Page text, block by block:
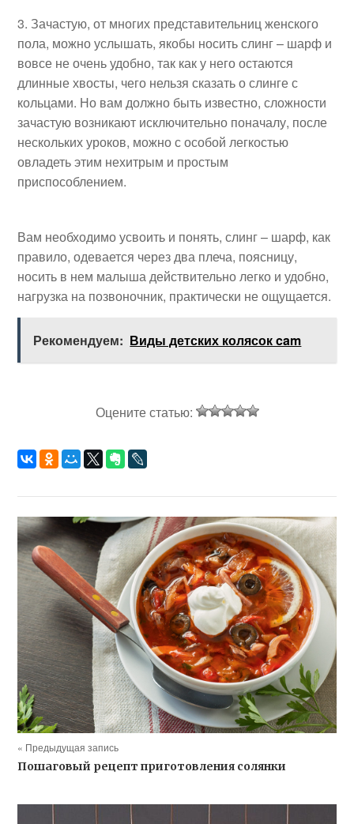
Зачастую, от многих представительниц женского
пола, можно услышать, якобы носить слинг – шарф и
вовсе не очень удобно, так как у него остаются
длинные хвосты, чего нельзя сказать о слинге с
кольцами. Но вам должно быть известно, сложности
зачастую возникают исключительно поначалу, после
нескольких уроков, можно с особой легкостью
овладеть этим нехитрым и простым
приспособлением.
Вам необходимо усвоить и понять, слинг – шарф, как
правило, одевается через два плеча, поясницу,
носить в нем малыша действительно легко и удобно,
нагрузка на позвоночник, практически не ощущается.
Рекомендуем: Виды детских колясок cam
Оцените статью:
« Предыдущая запись
Пошаговый рецепт приготовления солянки